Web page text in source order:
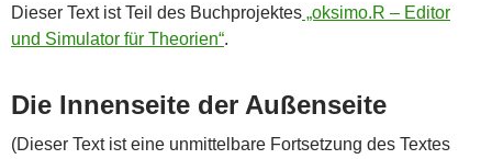
Dieser Text ist Teil des Buchprojektes „oksimo.R – Editor
und Simulator für Theorien“.
Die Innenseite der Außenseite
(Dieser Text ist eine unmittelbare Fortsetzung des Textes